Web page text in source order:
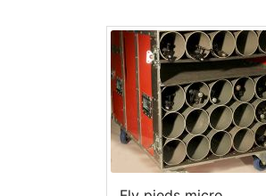
Flightcase type diable
Flightcase Insonorisé
Flightcases maquillage, coiffure,
Mobilier style flightcase